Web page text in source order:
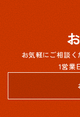
お気軽にご相談く
1営業